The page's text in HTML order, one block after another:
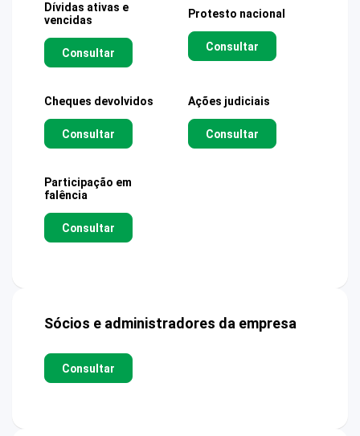
Dívidas ativas e
vencidas
Consultar
Protesto nacional
Consultar
Cheques devolvidos
Consultar
Ações judiciais
Consultar
Participação em
falência
Consultar
Sócios e administradores da empresa
Consultar